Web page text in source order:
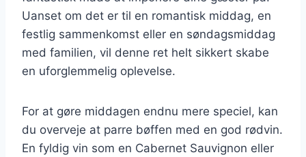
Uanset om det er til en romantisk middag, en
festlig sammenkomst eller en søndagsmiddag
med familien, vil denne ret helt sikkert skabe
en uforglemmelig oplevelse.
For at gøre middagen endnu mere speciel, kan
du overveje at parre bøffen med en god rødvin.
En fyldig vin som en Cabernet Sauvignon eller